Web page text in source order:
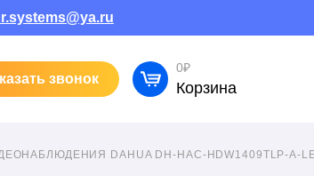
звонок
0₽
Корзина
DAHUA DH-HAC-HDW1409TLP-A-